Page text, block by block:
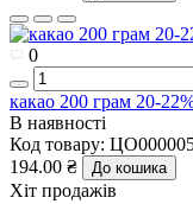
0
какао 200 грам 20-
В наявності
Код товару:
194.00 ₴
До кошика
Хіт продажів